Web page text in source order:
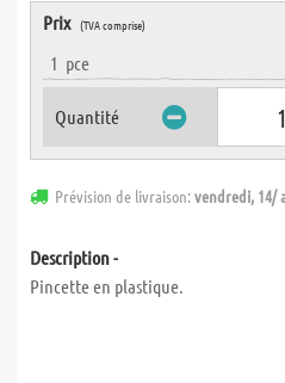
Prix (TVA comprise)
1 pce
Quantité
Prévision de livraison:vendredi, 14/
Description -
Pincette en plastique.